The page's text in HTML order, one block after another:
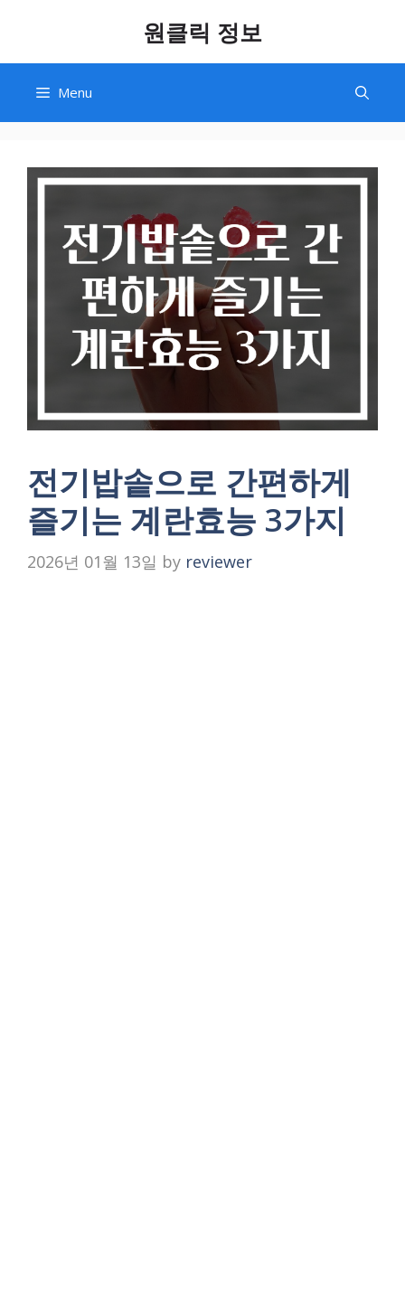
content
원클릭 정보
Menu
전기밥솥으로 간편하게
즐기는 계란효능 3가지
2026년 01월 13일 by reviewer